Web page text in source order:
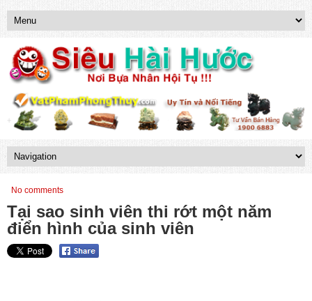
No comments
Tại sao sinh viên thi rớt một năm
điển hình của sinh viên